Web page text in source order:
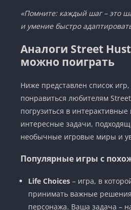
«Помните: каждый шаг – это
и умение быстро
Аналоги Street
можно поиграть
Ниже представлен список
понравиться любителям
погрузиться в
интересные задачи,
необычные игровые миры и
Популярные игры с
Life Choices – игра, в
принимать важные
персонажа. Ваша задача –